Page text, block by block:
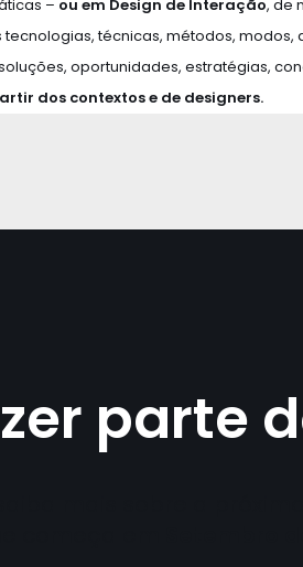
– ou em Design de Interação, de
técnicas, métodos,
oportunidades, estratégias,
dos contextos e de designers.
parte